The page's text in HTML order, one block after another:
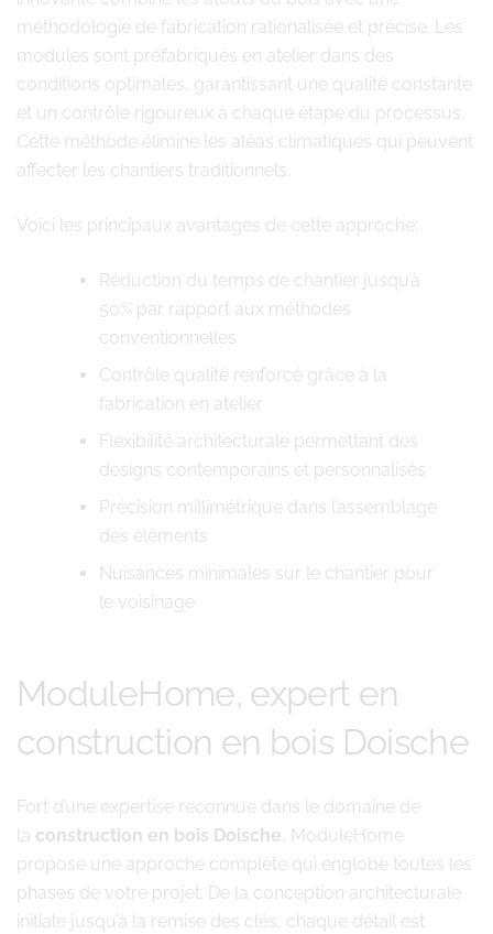
méthodologie de fabrication rationalisée et précise. Les
modules sont préfabriqués en atelier dans des
conditions optimales, garantissant une qualité constante
et un contrôle rigoureux à chaque étape du processus.
Cette méthode élimine les aléas climatiques qui peuvent
affecter les chantiers traditionnels.
Voici les principaux avantages de cette approche:
Réduction du temps de chantier jusqu’à
50% par rapport aux méthodes
conventionnelles
Contrôle qualité renforcé grâce à la
fabrication en atelier
Flexibilité architecturale permettant des
designs contemporains et personnalisés
Précision millimétrique dans l’assemblage
des éléments
Nuisances minimales sur le chantier pour
le voisinage
ModuleHome, expert en
construction en bois Doische
Fort d’une expertise reconnue dans le domaine de
la construction en bois Doische , ModuleHome
propose une approche complète qui englobe toutes les
phases de votre projet. De la conception architecturale
initiale jusqu’à la remise des clés, chaque détail est